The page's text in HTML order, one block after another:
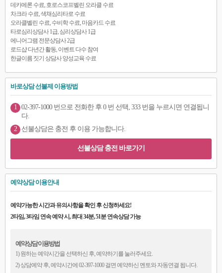
데카메론 수료, 호로스코프벨린 오라클 수료
차크라 수료, 색채심리타로 수료
오라클벨린 수료, 수비학 수료, 마음카드 수료
타로심리상담사 1급, 심리상담사 1급
에니어그램 전문상담사 2급
로드샵 다년간 활동, 이벤트 다수 참여
한글이름 짓기 상담사 양성교육 수료
바로상담 선불제 이용방법
1 02-397-1000 번으로 전화한 후 0 번 선택, 333 번을 누르시면 연결됩니
다.
2
선불상담은 충전 후 이용 가능합니다.
선불상담 충전 바로가기
예약상담 이용안내
예약가능한 시간과 유의사항을 확인 후 신청하세요!
2타임, 3타임 연속 예약 시, 최대 34분, 51분 연속상담 가능
예약상담 이용방법
1) 원하는 예약시간을 선택하신 후, 예약하기를 눌러주세요.
2) 상담예약 후, 예약시간에 02-397-1000 걸면 예약하신 멘토와 자동연결 됩니다.